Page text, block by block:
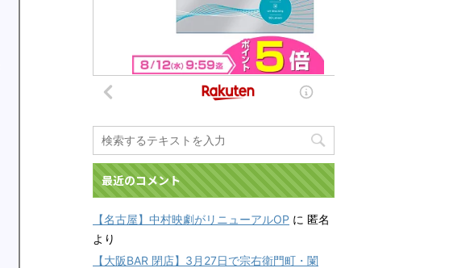
最近のコメント
【名古屋】中村映劇がリニューアルOP に 匿名
より
【大阪BAR 閉店】3月27日で宗右衛門町・闌